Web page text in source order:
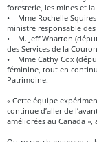
foresterie, les mines et
• Mme Rochelle
ministre responsable
• M. Jeff Wharton
des Services de la
• Mme Cathy Cox
féminine, tout en
Patrimoine.
« Cette équipe
continue d’aller de
améliorées au Canada